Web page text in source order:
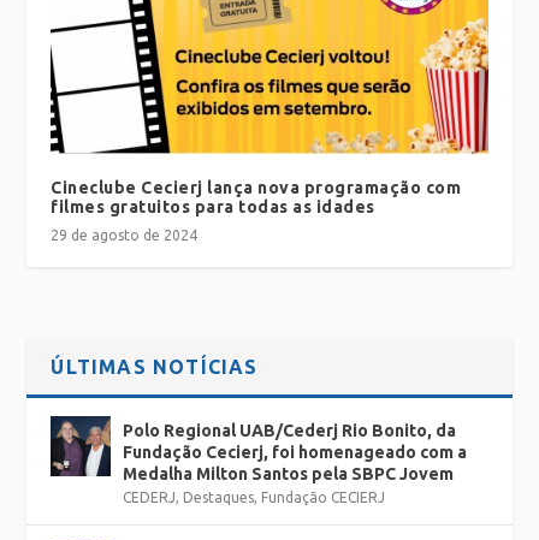
Cineclube Cecierj lança nova programação com
filmes gratuitos para todas as idades
29 de agosto de 2024
ÚLTIMAS NOTÍCIAS
Polo Regional UAB/Cederj Rio Bonito, da
Fundação Cecierj, foi homenageado com a
Medalha Milton Santos pela SBPC Jovem
CEDERJ, Destaques, Fundação CECIERJ